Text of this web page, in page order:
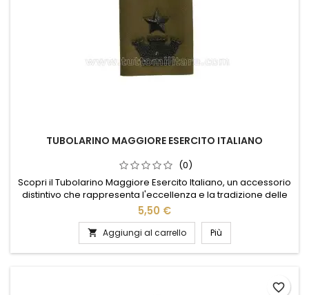
TUBOLARINO MAGGIORE ESERCITO ITALIANO
(0)
Scopri il Tubolarino Maggiore Esercito Italiano, un accessorio
distintivo che rappresenta l'eccellenza e la tradizione delle
forze armate italiane. Realizzato con materiali di alta qualità,
questo tubolare è progettato per durare nel tempo,
mantenendo intatta la sua eleganza. Perfetto per chi
desidera portare con sé un simbolo di orgoglio e
appartenenza,...
5,50 €
 Aggiungi al carrello Più
favorite_border